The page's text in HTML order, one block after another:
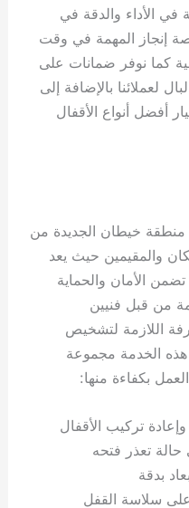
في الأداء والدقة في
إنجاز المهمة في وقت
كما نوفر ضمانات على
لعملائنا بالإضافة إلى
أفضل أنواع الأقفال
منطقة خيطان الجديدة من
والمقيمين حيث يعد
الأمان والحماية
من قبل فنيين
اللازمة لتشخيص
هذه الخدمة مجموعة
بكفاءة منها:
تركيب الأقفال
تعذر فتحه
بدقة
سلاسة القفل